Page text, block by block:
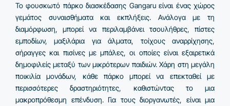
Το φουσκωτό πάρκο διασκέδασης Gangaru είναι ένας χώρος
γεμάτος συναισθήματα και εκπλήξεις. Ανάλογα με τη
διαμόρφωση, μπορεί να περιλαμβάνει τσουλήθρες, πίστες
εμποδίων, μαξιλάρια για άλματα, τοίχους αναρρίχησης,
σήραγγες και πισίνες με μπάλες, οι οποίες είναι εξαιρετικά
δημοφιλείς μεταξύ των μικρότερων παιδιών. Χάρη στη μεγάλη
ποικιλία μονάδων, κάθε πάρκο μπορεί να επεκταθεί με
περισσότερες δραστηριότητες, καθιστώντας το μια
μακροπρόθεσμη επένδυση. Για τους διοργανωτές, είναι μια